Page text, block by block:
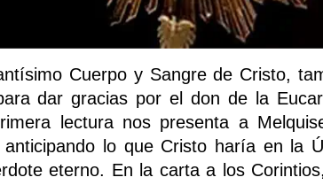
Cuerpo y Sangre de Cristo,
dar gracias por el don de la
lectura nos presenta a
lo que Cristo haría en la
eterno. En la carta a los